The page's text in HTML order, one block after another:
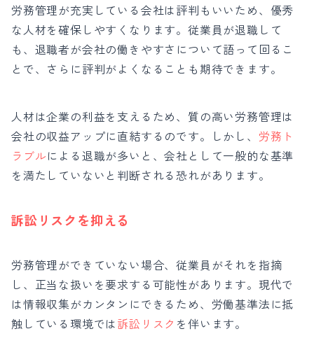
労務管理が充実している会社は評判もいいため、優秀
な人材を確保しやすくなります。従業員が退職して
も、退職者が会社の働きやすさについて語って回るこ
とで、さらに評判がよくなることも期待できます。
人材は企業の利益を支えるため、質の高い労務管理は
会社の収益アップに直結するのです。しかし、 労務ト
ラブルによる退職が多いと、会社として一般的な基準
を満たしていないと判断される恐れがあります。
訴訟リスクを抑える
労務管理ができていない場合、従業員がそれを指摘
し、正当な扱いを要求する可能性があります。現代で
は情報収集がカンタンにできるため、労働基準法に抵
触している環境では訴訟リスク を伴います。